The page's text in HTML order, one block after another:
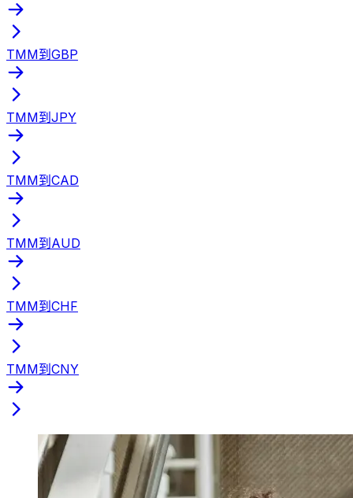
TMM到GBP
TMM到JPY
TMM到CAD
TMM到AUD
TMM到CHF
TMM到CNY